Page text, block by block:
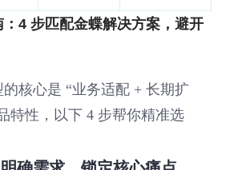
4 步匹配金蝶解决方案，避开
核心是 “业务适配 + 长期扩
特性，以下 4 步帮你精准选